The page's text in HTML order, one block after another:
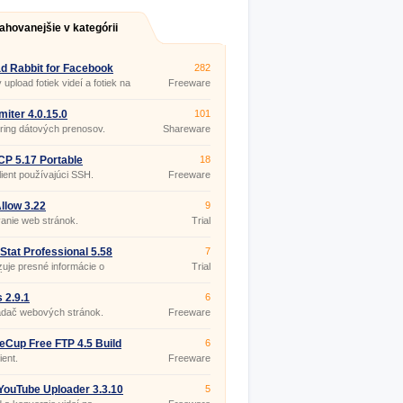
v kategórii
Rabbit for Facebook
upload fotiek videí a fotiek na
282
Freeware
4.0.15.0
dátových prenosov.
101
Shareware
5.17 Portable
používajúci SSH.
18
Freeware
3.22
web stránok.
9
Trial
Professional 5.58
presné informácie o
spojeniach.
7
Trial
2.9.1
webových stránok.
6
Freeware
Free FTP 4.5 Build
6
Freeware
Uploader 3.3.10
5